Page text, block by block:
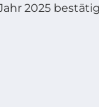
2025